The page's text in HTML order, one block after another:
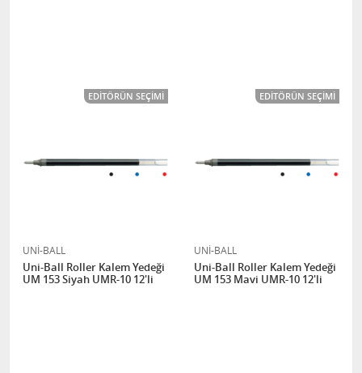
EDITÖRÜN SEÇIMI
UNİ-BALL
Uni-Ball Roller Kalem Yedeği
UM 153 Siyah UMR-10 12'li
EDITÖRÜN SEÇIMI
UNİ-BALL
Uni-Ball Roller Kalem Yedeği
UM 153 Mavi UMR-10 12'li